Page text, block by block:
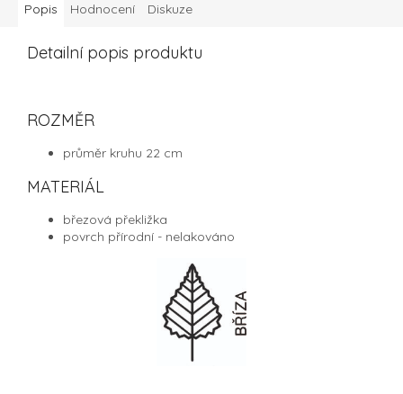
Popis Hodnocení Diskuze
Detailní popis produktu
ROZMĚR
průměr kruhu 22 cm
MATERIÁL
březová překližka
povrch přírodní - nelakováno